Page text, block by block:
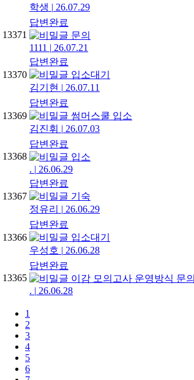
학생 | 26.07.29
13371
답변완료
문의
1111 | 26.07.21
13370
답변완료
입소대기
김기현 | 26.07.11
13369
답변완료
썸머스쿨 입소
김진휘 | 26.07.03
13368
답변완료
입소
. | 26.06.29
13367
답변완료
기숙
정유리 | 26.06.29
13366
답변완료
입소대기
우성호 | 26.06.28
13365
답변완료
이감 모의고사 운영방식 문의
. | 26.06.28
1
2
3
4
5
6